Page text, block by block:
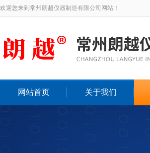
欢迎您来到常州朗越仪器制造有限公司网站！
网站首页 关于我们